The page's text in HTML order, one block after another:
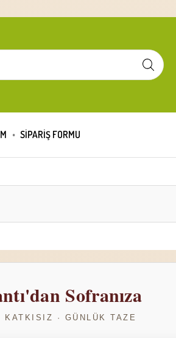
SIPARIŞ FORMU
Sofranıza
KATKISIZ · GÜNLÜK TAZE